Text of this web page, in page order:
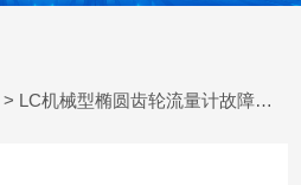
> LC机械型椭圆齿轮流量计故障处理与日常维护